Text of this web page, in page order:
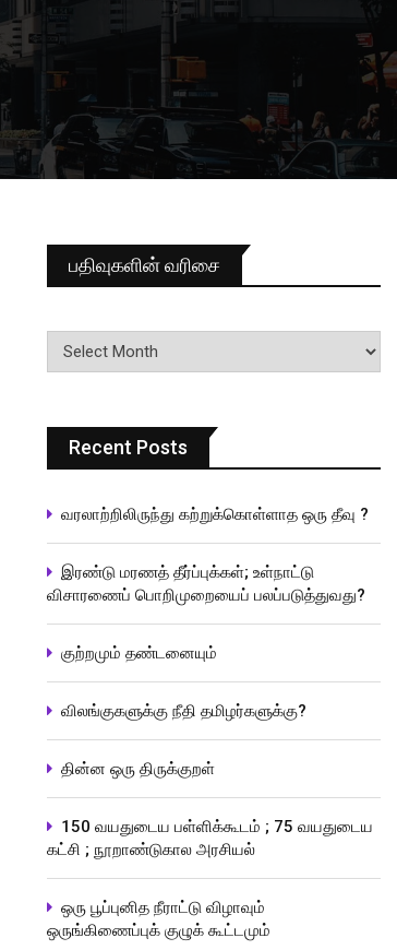
பதிவுகளின் வரிசை
பதிவுகளின்
வரிசை
Recent Posts
வரலாற்றிலிருந்து கற்றுக்கொள்ளாத ஒரு தீவு ?
இரண்டு மரணத் தீர்ப்புக்கள்; உள்நாட்டு
விசாரணைப் பொறிமுறையைப் பலப்படுத்துவது?
குற்றமும் தண்டனையும்
விலங்குகளுக்கு நீதி தமிழர்களுக்கு?
தின்ன ஒரு திருக்குறள்
150 வயதுடைய பள்ளிக்கூடம் ; 75 வயதுடைய
கட்சி ; நூறாண்டுகால அரசியல்
ஒரு பூப்புனித நீராட்டு விழாவும்
ஒருங்கிணைப்புக் குழுக் கூட்டமும்